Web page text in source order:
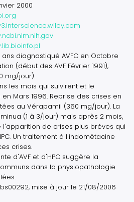
2000
diagnostiqué AVFC en Octobre
(début des AVF Février 1991),
mg/jour).
les mois qui suivirent et le
Mars 1996. Reprise des crises en
au Vérapamil (360 mg/jour). La
(1 à 3/jour) mais après 2 mois,
de crises plus brèves qui
Un traitement à l'indométacine
crises.
d'AVF et d'HPC suggère la
dans la physiopathologie
mise à jour le 21/08/2006